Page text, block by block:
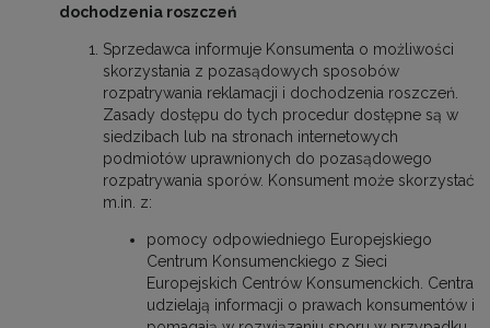
dochodzenia roszczeń
Sprzedawca informuje Konsumenta o możliwości
skorzystania z pozasądowych sposobów
rozpatrywania reklamacji i dochodzenia roszczeń.
Zasady dostępu do tych procedur dostępne są w
siedzibach lub na stronach internetowych
podmiotów uprawnionych do pozasądowego
rozpatrywania sporów. Konsument może skorzystać
m.in. z:
pomocy odpowiedniego Europejskiego
Centrum Konsumenckiego z Sieci
Europejskich Centrów Konsumenckich. Centra
udzielają informacji o prawach konsumentów i